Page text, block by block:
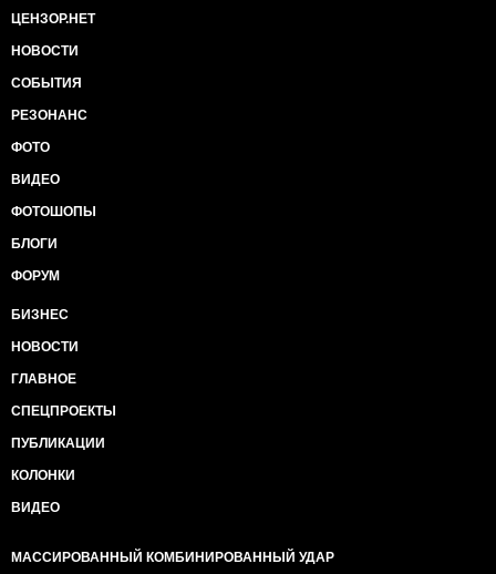
ЦЕНЗОР.НЕТ
НОВОСТИ
СОБЫТИЯ
РЕЗОНАНС
ФОТО
ВИДЕО
ФОТОШОПЫ
БЛОГИ
ФОРУМ
БИЗНЕС
НОВОСТИ
ГЛАВНОЕ
СПЕЦПРОЕКТЫ
ПУБЛИКАЦИИ
КОЛОНКИ
ВИДЕО
МАССИРОВАННЫЙ КОМБИНИРОВАННЫЙ УДАР